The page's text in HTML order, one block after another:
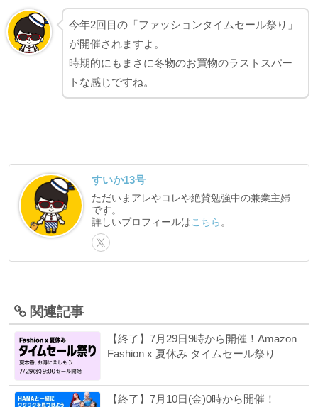
今年2回目の「ファッションタイムセール祭り」
が開催されますよ。
時期的にもまさに冬物のお買物のラストスパー
トな感じですね。
すいか13号
ただいまアレやコレや絶賛勉強中の兼業主婦
です。
詳しいプロフィールは こちら 。
関連記事
【終了】7月29日9時から開催！Amazon
Fashion x 夏休み タイムセール祭り
【終了】7月10日(金)0時から開催！